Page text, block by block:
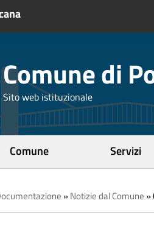
Comune di
Sito web istituzionale
Comune Servizi
»Notizie dal Comune »